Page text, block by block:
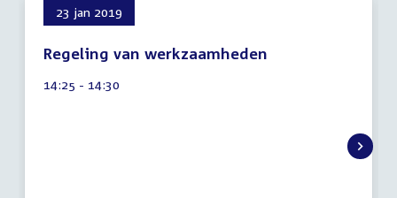
23 jan 2019
Regeling van werkzaamheden
augustus
Tijd
14:25 - 14:30